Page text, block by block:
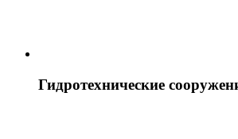
Гидротехнические